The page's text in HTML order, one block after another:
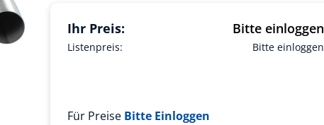
Listenpreis: Bitte einloggen
Ihr Preis: Bitte einloggen
Für Preise Bitte Einloggen